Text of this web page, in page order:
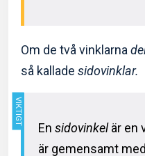
Om de två vinklarna
så kallade sidovinklar.
En sidovinkelär en
är gemensamt